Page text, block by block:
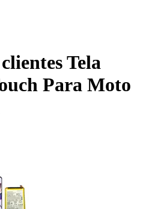
Tela
Para Moto